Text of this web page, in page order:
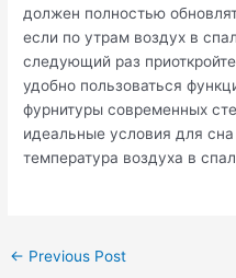
должен полностью
если по утрам воздух в
следующий раз
удобно пользоваться
фурнитуры современных
идеальные условия для
температура воздуха в
Post
← Previous Post